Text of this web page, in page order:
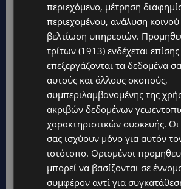
περιεχόμενο, μέτρηση
περιεχομένου, ανάλυση κοινού
βελτίωση υπηρεσιών.
τρίτων (1913) ενδέχεται
επεξεργάζονται τα δεδομένα
αυτούς και άλλους σκοπούς,
συμπεριλαμβανομένης της
ακριβών δεδομένων
χαρακτηριστικών συσκευής. Οι
σας ισχύουν μόνο για αυτόν
ιστότοπο. Ορισμένοι
μπορεί να βασίζονται σε
συμφέρον αντί για